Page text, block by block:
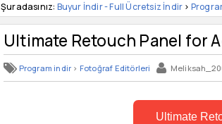
Şuradasınız: Buyur İndir - Full Ücretsiz İndir >
Ultimate Retouch Panel for
Program indir > Fotoğraf Editörleri
Ultimate